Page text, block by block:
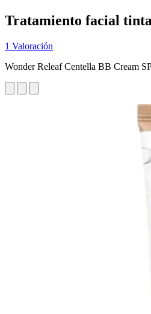
Tratamiento facial
1 Valoración
Wonder Releaf Centella BB Cream